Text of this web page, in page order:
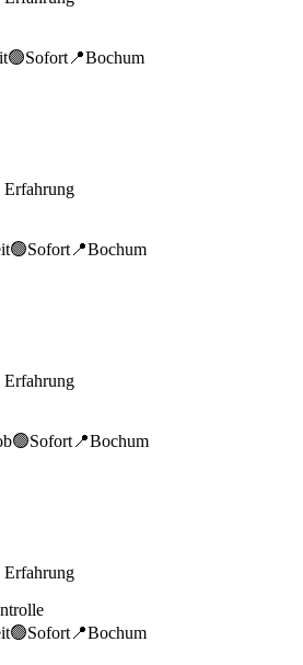
🟢Sofort 📍Bochum
Erfahrung
🟢Sofort 📍Bochum
Erfahrung
🟢Sofort 📍Bochum
Erfahrung
🟢Sofort 📍Bochum